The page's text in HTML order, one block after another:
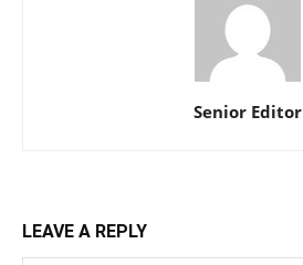
Senior Editor
LEAVE A REPLY